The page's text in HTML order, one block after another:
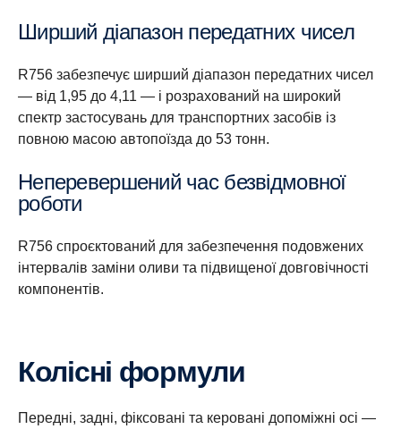
Ширший діапазон передатних чисел
R756 забезпечує ширший діапазон передатних чисел
— від 1,95 до 4,11 — і розрахований на широкий
спектр застосувань для транспортних засобів із
повною масою автопоїзда до 53 тонн.
Неперевершений час безвідмовної
роботи
R756 спроєктований для забезпечення подовжених
інтервалів заміни оливи та підвищеної довговічності
компонентів.
Колісні формули
Передні, задні, фіксовані та керовані допоміжні осі —